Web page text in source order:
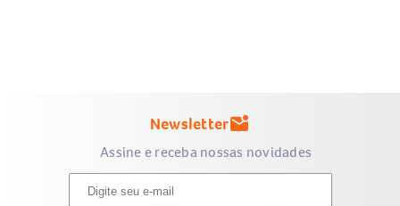
Newslettermark_email_unread
Assine e receba nossas novidades